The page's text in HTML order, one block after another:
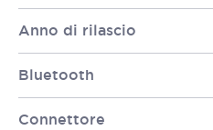
Anno di rilascio
Bluetooth
Connettore